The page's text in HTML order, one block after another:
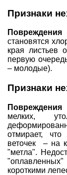
Признаки
становятся
края листьев
первую
– молодые).
Признаки
мелких,
отмирает,
веточек – на
"метла".
короткими